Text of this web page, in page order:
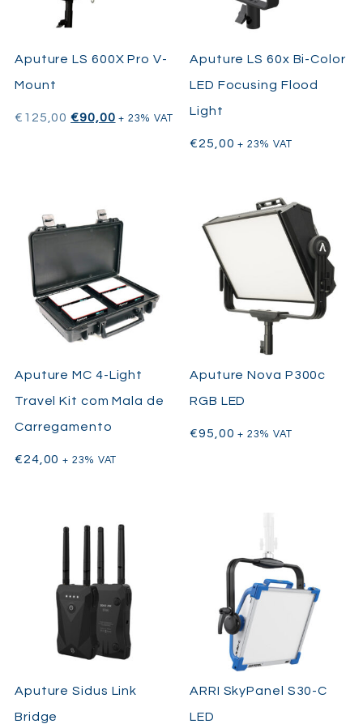
Aputure LS 600X Pro V-
Mount
€ 125,00 €90,00 + 23% VAT
Aputure LS 60x Bi-Color
LED Focusing Flood
Light
€25,00 + 23% VAT
Aputure MC 4-Light
Travel Kit com Mala de
Carregamento
€24,00 + 23% VAT
Aputure Nova P300c
RGB LED
€95,00 + 23% VAT
Aputure Sidus Link
Bridge
ARRI SkyPanel S30-C
LED